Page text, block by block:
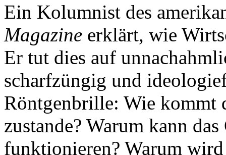
Ein Kolumnist des
Magazine erklärt, wie
Er tut dies auf
scharfzüngig und
Röntgenbrille: Wie kommt
zustande? Warum kann
funktionieren? Warum